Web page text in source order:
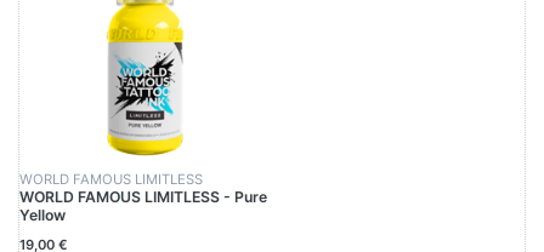
WORLD FAMOUS LIMITLESS
WORLD FAMOUS LIMITLESS - Pure
Yellow
19,00 €